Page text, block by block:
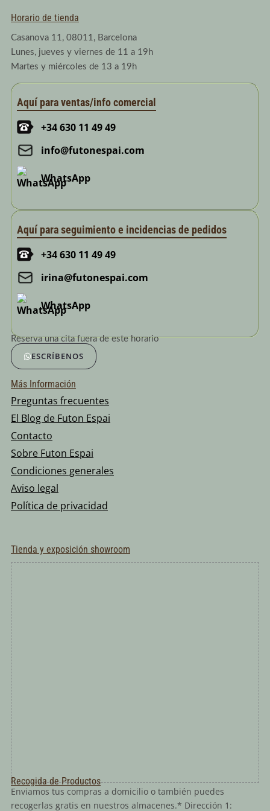
Horario de tienda
Casanova 11, 08011, Barcelona
Lunes, jueves y viernes de 11 a 19h
Martes y miércoles de 13 a 19h
Aquí para ventas/info comercial
+34 630 11 49 49
info@futonespai.com
WhatsApp
Aquí para seguimiento e incidencias de pedidos
+34 630 11 49 49
irina@futonespai.com
WhatsApp
Reserva una cita fuera de este horario
ESCRÍBENOS
Más Información
Preguntas frecuentes
El Blog de Futon Espai
Contacto
Sobre Futon Espai
Condiciones generales
Aviso legal
Política de privacidad
Tienda y exposición showroom
Recogida de Productos
Enviamos tus compras a domicilio o también puedes
recogerlas gratis en nuestros almacenes.* Dirección 1: